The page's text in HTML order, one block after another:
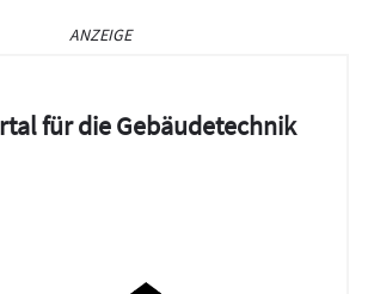
ANZEIGE
für die Gebäudetechnik